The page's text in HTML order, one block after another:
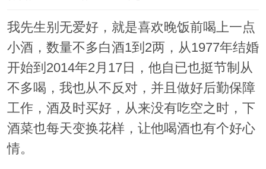
我先生别无爱好，就是喜欢晚饭前喝上一点
小酒，数量不多白酒1到2两，从1977年结婚
开始到2014年2月17日，他自已也挺节制从
不多喝，我也从不反对，并且做好后勤保障
工作，酒及时买好，从来没有吃空之时，下
酒菜也每天变换花样，让他喝酒也有个好心
情。